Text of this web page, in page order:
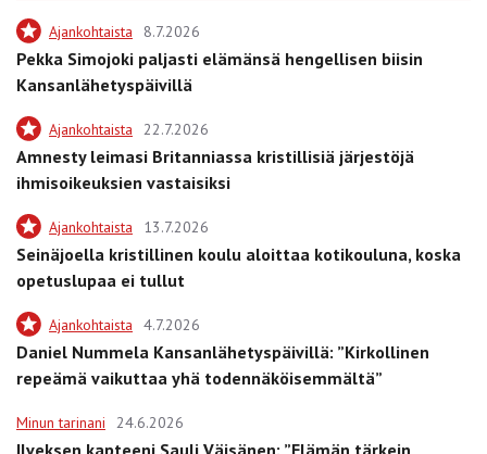
Ajankohtaista 8.7.2026
Pekka Simojoki paljasti elämänsä hengellisen biisin
Kansanlähetyspäivillä
Ajankohtaista 22.7.2026
Amnesty leimasi Britanniassa kristillisiä järjestöjä
ihmisoikeuksien vastaisiksi
Ajankohtaista 13.7.2026
Seinäjoella kristillinen koulu aloittaa kotikouluna, koska
opetuslupaa ei tullut
Ajankohtaista 4.7.2026
Daniel Nummela Kansanlähetyspäivillä: ”Kirkollinen
repeämä vaikuttaa yhä todennäköisemmältä”
Minun tarinani 24.6.2026
Ilveksen kapteeni Sauli Väisänen: ”Elämän tärkein